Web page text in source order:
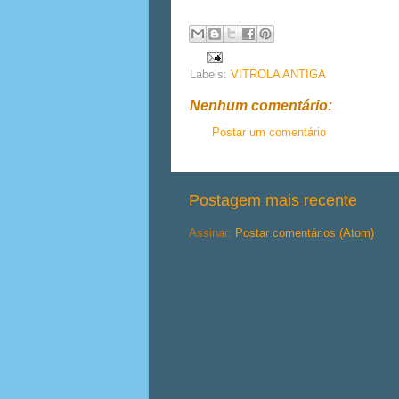
Labels: VITROLA ANTIGA
Nenhum comentário:
Postar um comentário
Postagem mais recente
Assinar: Postar comentários (Atom)